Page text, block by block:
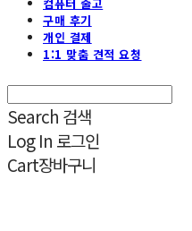
구매 후기
개인 결제
1:1 맞춤 견적 요청
Search 검색
Log In 로그인
Cart장바구니